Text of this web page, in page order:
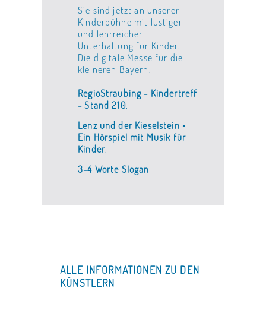
Sie sind jetzt an unserer
Kinderbühne mit lustiger
und lehrreicher
Unterhaltung für Kinder.
Die digitale Messe für die
kleineren Bayern.
RegioStraubing - Kindertreff
- Stand 210.
Lenz und der Kieselstein •
Ein Hörspiel mit Musik für
Kinder.
3-4 Worte Slogan
ALLE INFORMATIONEN ZU DEN
KÜNSTLERN